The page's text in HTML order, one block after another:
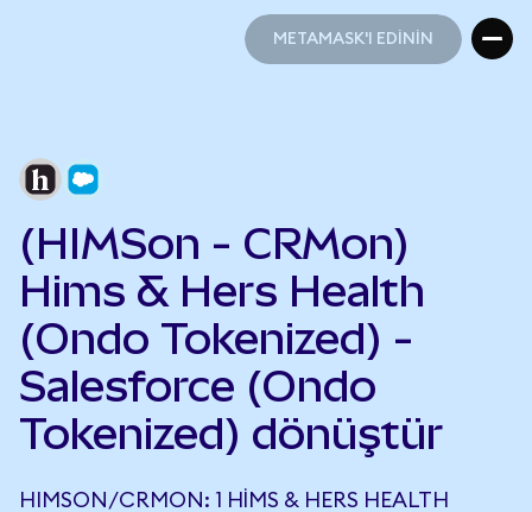
METAMASK'I EDİNİN
(HIMSon - CRMon)
Hims & Hers Health
(Ondo Tokenized) -
Salesforce (Ondo
Tokenized) dönüştür
HIMSON/CRMON: 1 HIMS & HERS HEALTH